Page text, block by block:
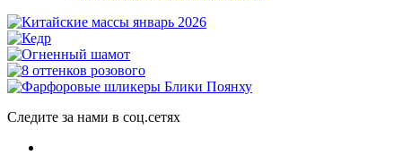
Следите за нами в соц.сетях